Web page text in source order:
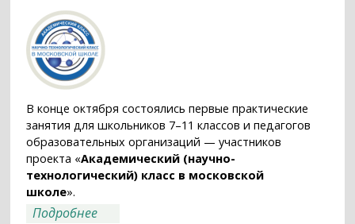
В конце октября состоялись первые практические
занятия для школьников 7–11 классов и педагогов
образовательных организаций — участников
проекта «Академический (научно-
технологический) класс в московской
школе».
Подробнее